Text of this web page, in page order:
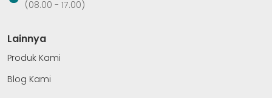
(08.00 - 17.00)
Lainnya
Produk Kami
Blog Kami